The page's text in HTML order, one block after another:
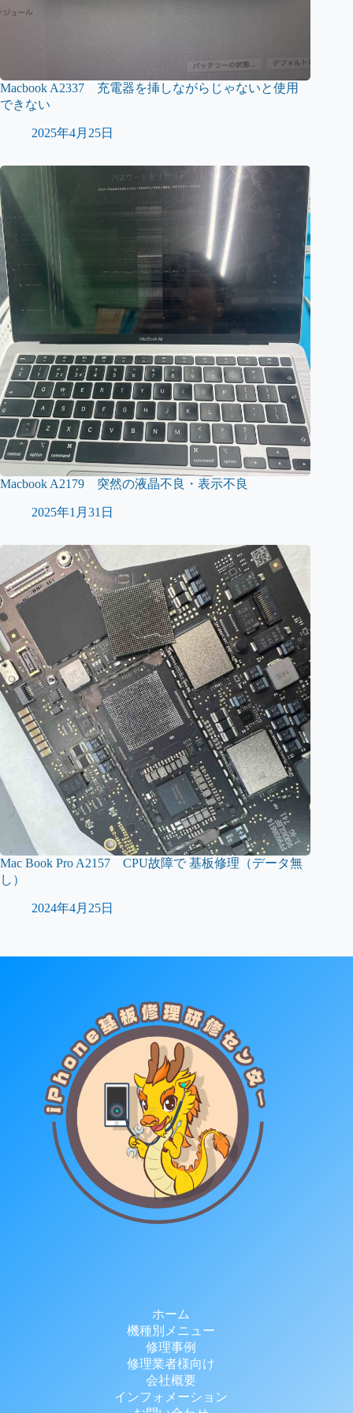
Macbook A2337 充電器を挿しながらじゃないと使用
できない
2025年4月25日
Macbook A2179 突然の液晶不良・表示不良
2025年1月31日
Mac Book Pro A2157 CPU故障で 基板修理（データ無
し）
2024年4月25日
ホーム
機種別メニュー
修理事例
修理業者様向け
会社概要
インフォメーション